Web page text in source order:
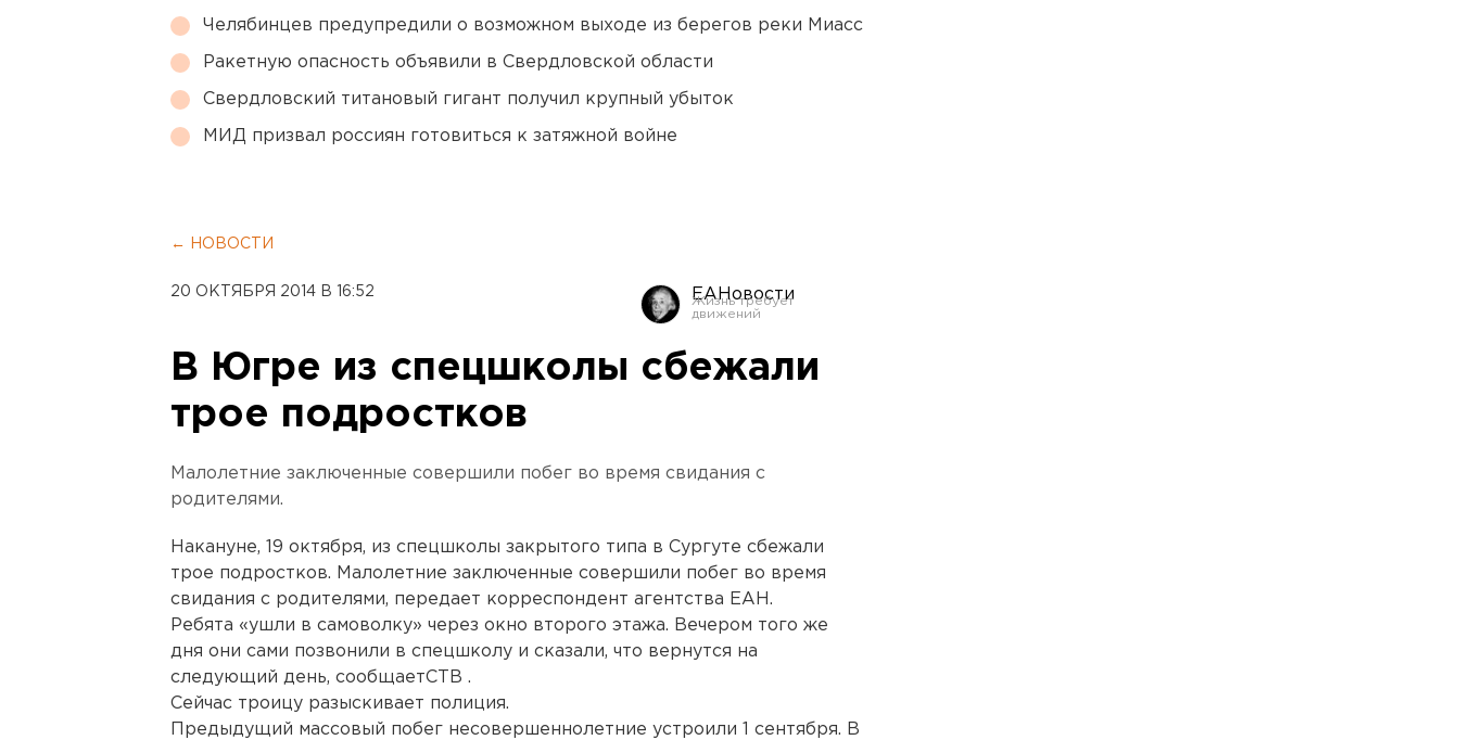
Челябинцев предупредили о возможном выходе из берегов реки Миасс
Ракетную опасность объявили в Свердловской области
Свердловский титановый гигант получил крупный убыток
МИД призвал россиян готовиться к затяжной войне
← НОВОСТИ
20 ОКТЯБРЯ 2014 В 16:52 ЕАНовости
В Югре из спецшколы сбежали
трое подростков
Малолетние заключенные совершили побег во время свидания с
родителями.
Накануне, 19 октября, из спецшколы закрытого типа в Сургуте сбежали
трое подростков. Малолетние заключенные совершили побег во время
свидания с родителями, передает корреспондент агентства ЕАН.
Ребята «ушли в самоволку» через окно второго этажа. Вечером того же
дня они сами позвонили в спецшколу и сказали, что вернутся на
следующий день, сообщаетСТВ .
Сейчас троицу разыскивает полиция.
Предыдущий массовый побег несовершеннолетние устроили 1 сентября. В